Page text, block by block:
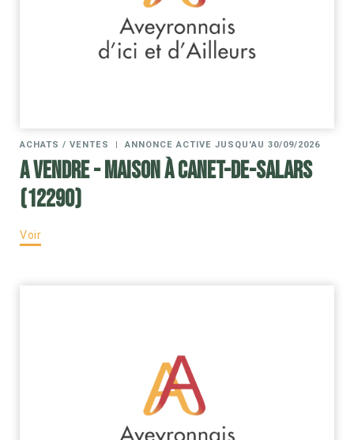
ACHATS / VENTES ANNONCE ACTIVE JUSQU'AU 30/09/2026
A VENDRE - Maison à Canet-de-Salars
(12290)
Voir